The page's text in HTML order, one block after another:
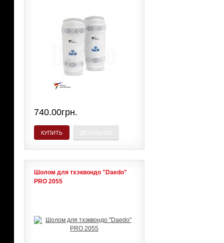
740.00грн.
КУПИТЬ
Шолом для тхэквондо "Daedo"
PRO 2055